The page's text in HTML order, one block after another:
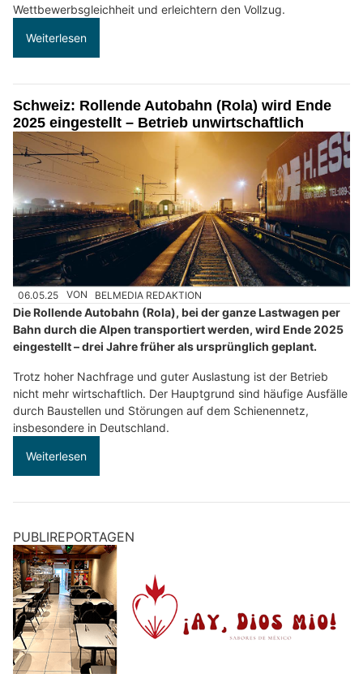
Wettbewerbsgleichheit und erleichtern den Vollzug.
Weiterlesen
Schweiz: Rollende Autobahn (Rola) wird Ende
2025 eingestellt – Betrieb unwirtschaftlich
06.05.25 VON BELMEDIA REDAKTION
Die Rollende Autobahn (Rola), bei der ganze Lastwagen per
Bahn durch die Alpen transportiert werden, wird Ende 2025
eingestellt – drei Jahre früher als ursprünglich geplant.
Trotz hoher Nachfrage und guter Auslastung ist der Betrieb
nicht mehr wirtschaftlich. Der Hauptgrund sind häufige Ausfälle
durch Baustellen und Störungen auf dem Schienennetz,
insbesondere in Deutschland.
Weiterlesen
PUBLIREPORTAGEN